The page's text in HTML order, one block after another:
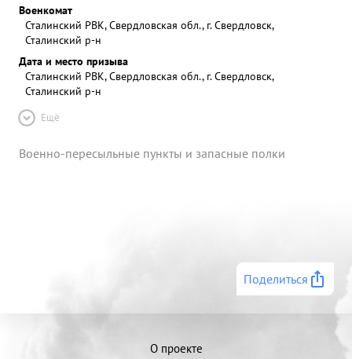
Военкомат
Сталинский РВК, Свердловская обл., г. Свердловск,
Сталинский р-н
Дата и место призыва
Сталинский РВК, Свердловская обл., г. Свердловск,
Сталинский р-н
Ещё
Военно-пересыльные пункты и запасные полки
Поделиться
О проекте